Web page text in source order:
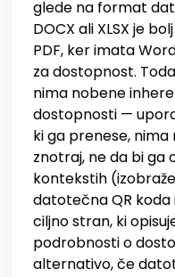
glede na format
DOCX ali XLSX je
PDF, ker imata
za dostopnost.
nima nobene
dostopnosti —
ki ga prenese, nima
znotraj, ne da bi ga
kontekstih
datotečna QR
ciljno stran, ki
podrobnosti o
alternativo, če